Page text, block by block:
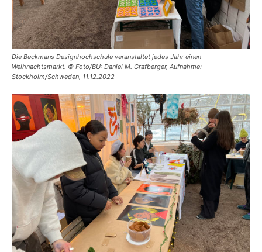
Die Beckmans Designhochschule veranstaltet jedes Jahr einen
Weihnachtsmarkt. © Foto/BU: Daniel M. Grafberger, Aufnahme:
Stockholm/Schweden, 11.12.2022